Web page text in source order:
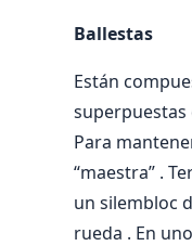
Ballestas
Están
superpuestas
Para
“maestra” .
un silembloc
rueda . En